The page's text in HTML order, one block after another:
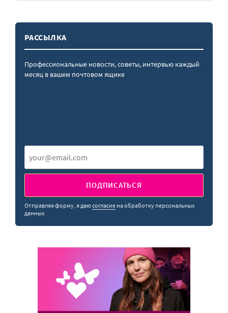
РАССЫЛКА
Профессиональные новости, советы, интервью каждый
месяц в вашем почтовом ящике
ПОДПИСАТЬСЯ
Отправляя форму, я даюсогласие на обработку персональных
данных